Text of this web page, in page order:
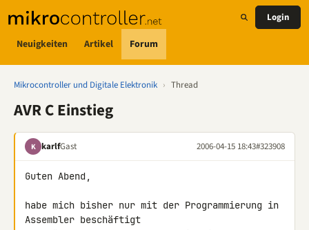
Neuigkeiten Artikel Forum
Login
Mikrocontroller und Digitale Elektronik › Thread
AVR C Einstieg
K karlfGast 2006-04-15 18:43#323908
Guten Abend,
habe mich bisher nur mit der Programmierung in
Assembler beschäftigt